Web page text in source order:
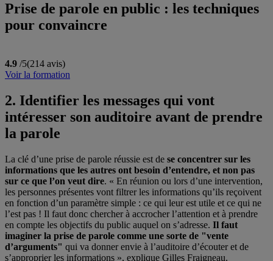
Prise de parole en public : les techniques
pour convaincre
4.9 /5(214 avis)
Voir la formation
2. Identifier les messages qui vont
intéresser son auditoire avant de prendre
la parole
La clé d’une prise de parole réussie est de se concentrer sur les
informations que les autres ont besoin d’entendre, et non pas
sur ce que l’on veut dire. « En réunion ou lors d’une intervention,
les personnes présentes vont filtrer les informations qu’ils reçoivent
en fonction d’un paramètre simple : ce qui leur est utile et ce qui ne
l’est pas ! Il faut donc chercher à accrocher l’attention et à prendre
en compte les objectifs du public auquel on s’adresse. Il faut
imaginer la prise de parole comme une sorte de "vente
d’arguments" qui va donner envie à l’auditoire d’écouter et de
s’approprier les informations », explique Gilles Fraigneau.